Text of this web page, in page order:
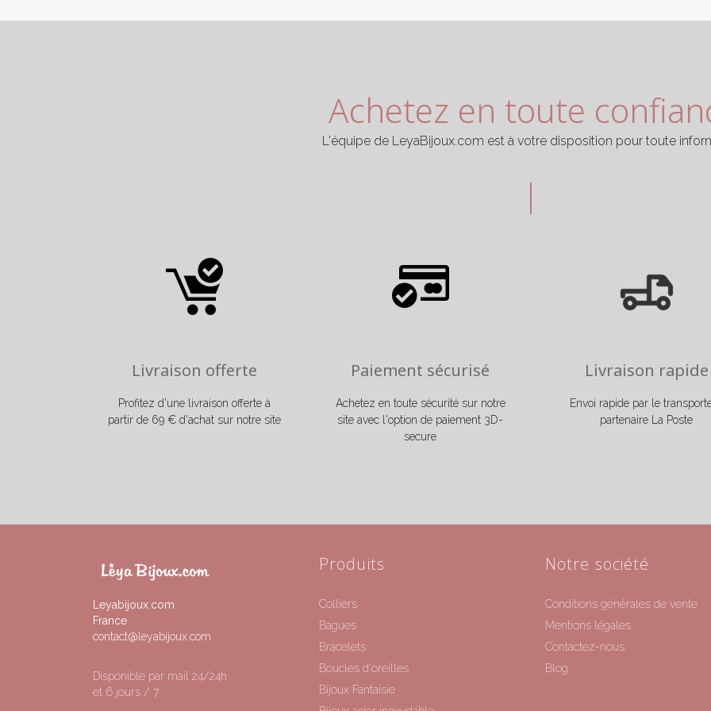
Achetez en toute
L'équipe de LeyaBijoux.com est à votre disposition pour toute
Livraison offerte
Profitez d'une livraison offerte à
partir de 69 € d'achat sur notre site
Paiement sécurisé
Achetez en toute sécurité sur notre
site avec l'option de paiement 3D-
secure
Livraison rapide
Envoi rapide par le
partenaire La Poste
Leyabijoux.com
France
contact@leyabijoux.com
Disponible par mail 24/24h
et 6 jours / 7
Produits
Colliers
Bagues
Bracelets
Boucles d'oreilles
Bijoux Fantaisie
Notre société
Conditions générales de vente
Mentions légales
Contactez-nous
Blog